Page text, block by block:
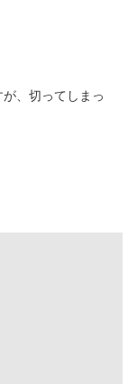
、切ってしまっ